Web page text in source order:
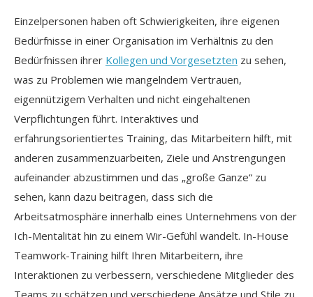
Einzelpersonen haben oft Schwierigkeiten, ihre eigenen
Bedürfnisse in einer Organisation im Verhältnis zu den
Bedürfnissen ihrer Kollegen und Vorgesetzten zu sehen,
was zu Problemen wie mangelndem Vertrauen,
eigennützigem Verhalten und nicht eingehaltenen
Verpflichtungen führt. Interaktives und
erfahrungsorientiertes Training, das Mitarbeitern hilft, mit
anderen zusammenzuarbeiten, Ziele und Anstrengungen
aufeinander abzustimmen und das „große Ganze“ zu
sehen, kann dazu beitragen, dass sich die
Arbeitsatmosphäre innerhalb eines Unternehmens von der
Ich-Mentalität hin zu einem Wir-Gefühl wandelt. In-House
Teamwork-Training hilft Ihren Mitarbeitern, ihre
Interaktionen zu verbessern, verschiedene Mitglieder des
Teams zu schätzen und verschiedene Ansätze und Stile zu